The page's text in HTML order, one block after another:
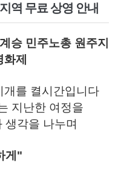
역 무료 상영 안내
승 민주노총 원주지
제
개를 켤시간입니다
지난한 여정을
생각을 나누며
게"